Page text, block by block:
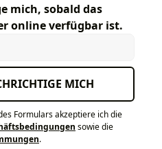
mich, sobald das
online verfügbar ist.
MICH
Formulars akzeptiere ich die
sowie die
.